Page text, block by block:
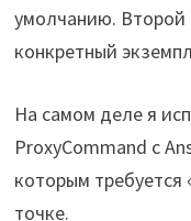
умолчанию. Второй
конкретный
На самом деле я
ProxyCommand с
которым требуется
точке.